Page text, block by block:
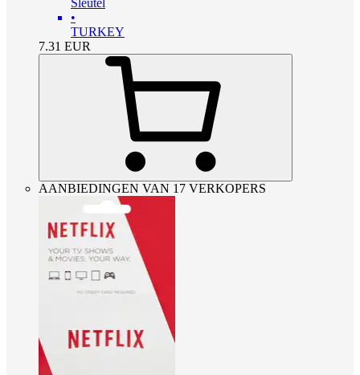
•
TURKEY
7.31 EUR
AANBIEDINGEN VAN 17 VERKOPERS